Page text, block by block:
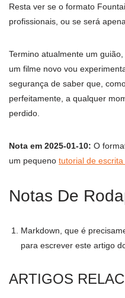
Resta ver se o formato
profissionais, ou se será
Termino atualmente um
um filme novo vou
segurança de saber que,
perfeitamente, a qualquer
perdido.
Nota em 2025-01-10: O
um pequeno tutorial de
Notas De
Markdown, que é
para escrever este artigo
ARTIGOS